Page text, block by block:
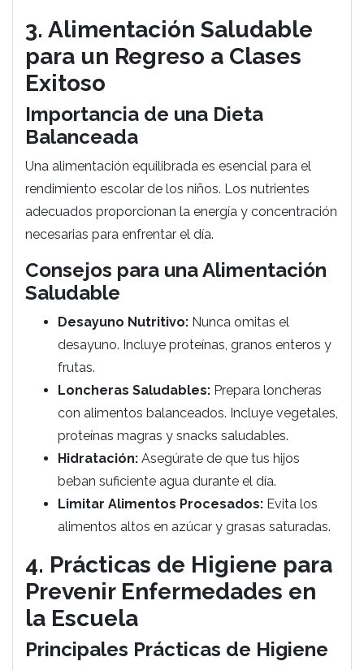
3. Alimentación Saludable
para un Regreso a Clases
Exitoso
Importancia de una Dieta
Balanceada
Una alimentación equilibrada es esencial para el
rendimiento escolar de los niños. Los nutrientes
adecuados proporcionan la energía y concentración
necesarias para enfrentar el día.
Consejos para una Alimentación
Saludable
Desayuno Nutritivo: Nunca omitas el
desayuno. Incluye proteínas, granos enteros y
frutas.
Loncheras Saludables: Prepara loncheras
con alimentos balanceados. Incluye vegetales,
proteínas magras y snacks saludables.
Hidratación: Asegúrate de que tus hijos
beban suficiente agua durante el día.
Limitar Alimentos Procesados: Evita los
alimentos altos en azúcar y grasas saturadas.
4. Prácticas de Higiene para
Prevenir Enfermedades en
la Escuela
Principales Prácticas de Higiene